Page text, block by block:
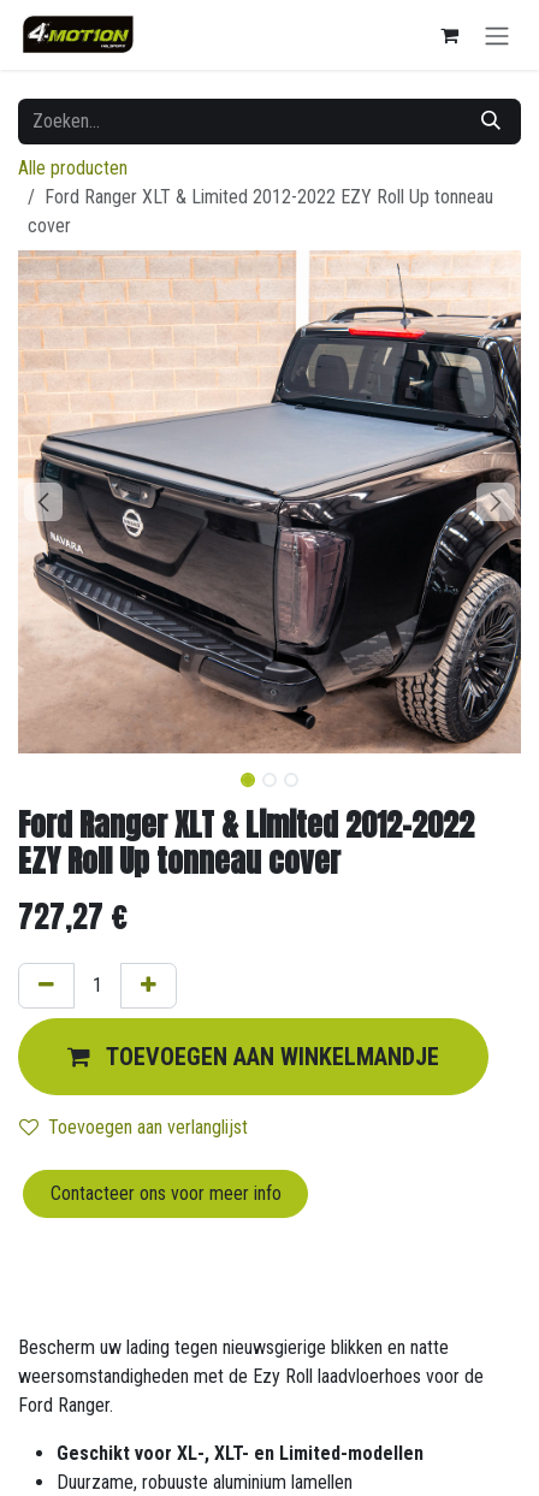
Overslaan naar inhoud
Alle producten
Ford Ranger XLT & Limited 2012-2022 EZY Roll Up tonneau
cover
Ford Ranger XLT & Limited 2012-2022
EZY Roll Up tonneau cover
727,27 €
TOEVOEGEN AAN WINKELMANDJE
Toevoegen aan verlanglijst
Contacteer ons voor meer info
Bescherm uw lading tegen nieuwsgierige blikken en natte
weersomstandigheden met de Ezy Roll laadvloerhoes voor de
Ford Ranger.
Geschikt voor XL-, XLT- en Limited-modellen
Duurzame, robuuste aluminium lamellen